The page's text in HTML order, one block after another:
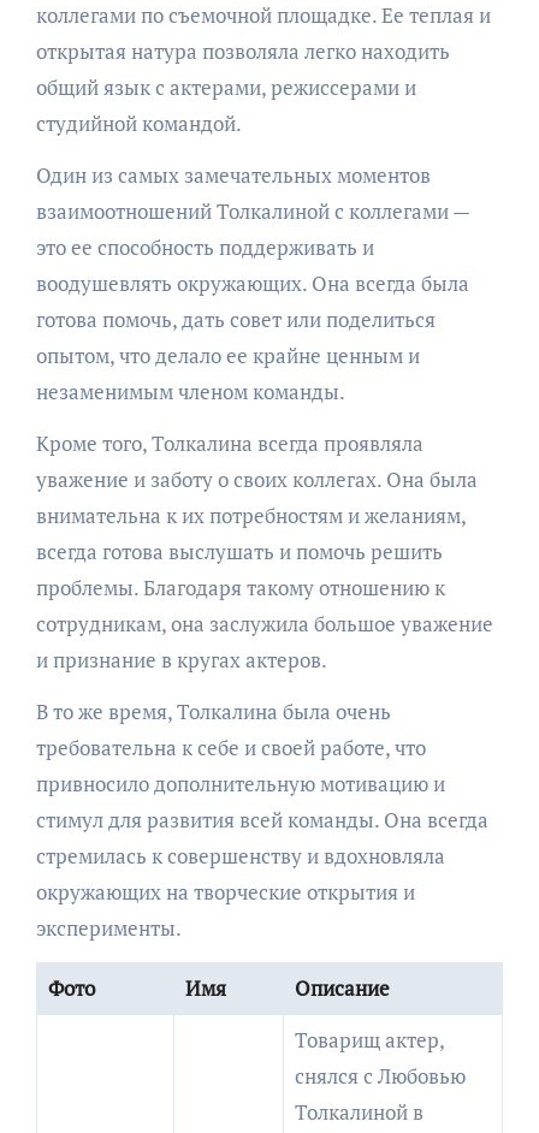
коллегами по съемочной площадке. Ее теплая и
открытая натура позволяла легко находить
общий язык с актерами, режиссерами и
студийной командой.
Один из самых замечательных моментов
взаимоотношений Толкалиной с коллегами —
это ее способность поддерживать и
воодушевлять окружающих. Она всегда была
готова помочь, дать совет или поделиться
опытом, что делало ее крайне ценным и
незаменимым членом команды.
Кроме того, Толкалина всегда проявляла
уважение и заботу о своих коллегах. Она была
внимательна к их потребностям и желаниям,
всегда готова выслушать и помочь решить
проблемы. Благодаря такому отношению к
сотрудникам, она заслужила большое уважение
и признание в кругах актеров.
В то же время, Толкалина была очень
требовательна к себе и своей работе, что
привносило дополнительную мотивацию и
стимул для развития всей команды. Она всегда
стремилась к совершенству и вдохновляла
окружающих на творческие открытия и
эксперименты.
Фото Имя Описание
Товарищ актер,
снялся с Любовью
Толкалиной в